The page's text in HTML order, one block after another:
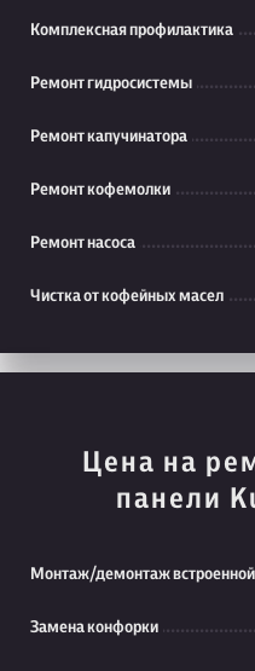
Комплексная профилактика
Ремонт гидросистемы
Ремонт капучинатора
Ремонт кофемолки
Ремонт насоса
Чистка от кофейных масел
Цена на
панели
Монтаж/демонтаж встроенной
Замена конфорки